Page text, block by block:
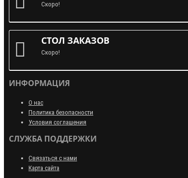
Скоро!
СТОЛ ЗАКАЗОВ
Скоро!
ИНФОРМАЦИЯ
О нас
Политика безопасности
Условия соглашения
СЛУЖБА ПОДДЕРЖКИ
Связаться с нами
Карта сайта